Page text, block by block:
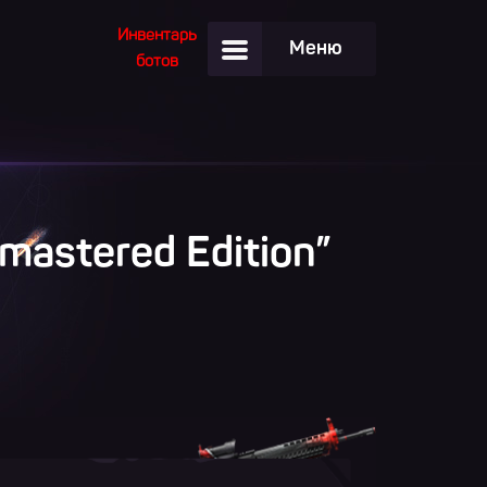
Меню
Инвентарь
ботов
Edition”